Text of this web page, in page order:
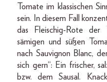
Tomate im klassischen
sein. In diesem Fall
das Fleischig-Rote der
sämigen und süßen
nach Sauvignon Blanc,
sich gern“: Ein frischer,
bzw. dem Sausal.